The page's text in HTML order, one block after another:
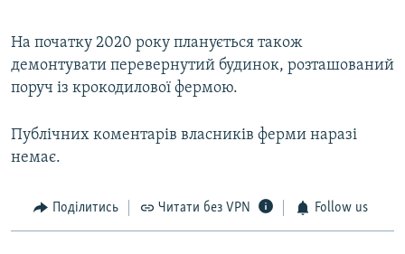
На початку 2020 року планується також
демонтувати перевернутий будинок, розташований
поруч із крокодилової фермою.
Публічних коментарів власників ферми наразі
немає.
Поділитись Читати без VPN Follow us